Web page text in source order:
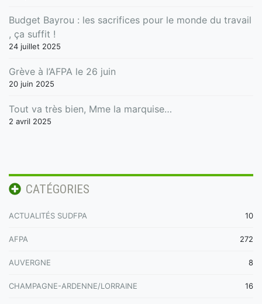
Budget Bayrou : les sacrifices pour le monde du travail
, ça suffit !
24 juillet 2025
Grève à l’AFPA le 26 juin
20 juin 2025
Tout va très bien, Mme la marquise…
2 avril 2025
CATÉGORIES
ACTUALITÉS SUDFPA 10
AFPA 272
AUVERGNE 8
CHAMPAGNE-ARDENNE/LORRAINE 16